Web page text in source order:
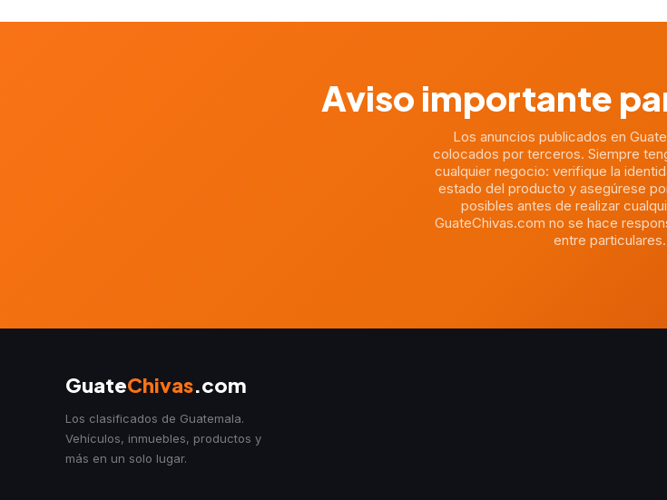
Aviso importante
Los anuncios publicados en
colocados por terceros. Siempre
cualquier negocio: verifique la
estado del producto y asegúrese
posibles antes de realizar
GuateChivas.com no se hace
entre particulares.
GuateChivas.com
Los clasificados de Guatemala.
Vehículos, inmuebles, productos y
más en un solo lugar.